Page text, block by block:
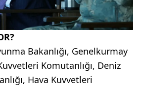
Bakanlığı, Genelkurmay
Komutanlığı, Deniz
Hava Kuvvetleri